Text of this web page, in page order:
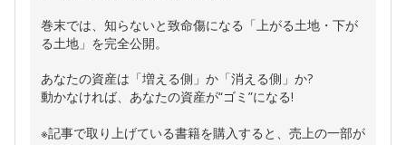
巻末では、知らないと致命傷になる「上がる土地・下が
る土地」を完全公開。
あなたの資産は「増える側」か「消える側」か?
動かなければ、あなたの資産が“ゴミ”になる!
※記事で取り上げている書籍を購入すると、売上の一部が